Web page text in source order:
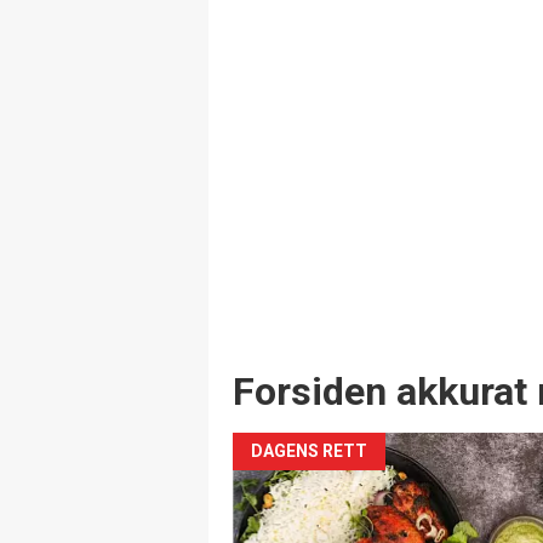
Forsiden akkurat
DAGENS RETT